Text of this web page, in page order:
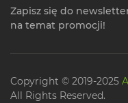
Zapisz się do
na temat promocji!
Copyright © 2019-2025
All Rights Reserved.